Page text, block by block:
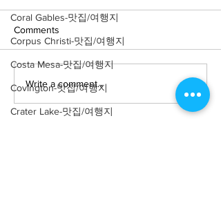
Coral Gables-맛집/여행지
Corpus Christi-맛집/여행지
Costa Mesa-맛집/여행지
Covington-맛집/여행지
Crater Lake-맛집/여행지
Comments
Write a comment...